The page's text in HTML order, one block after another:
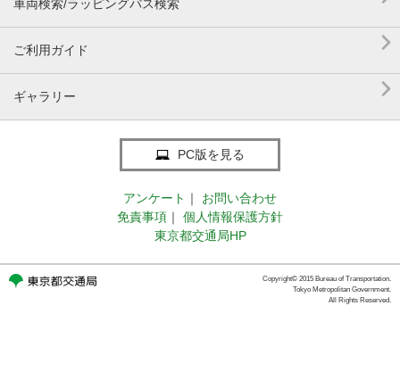
車両検索/ラッピングバス検索
ご利用ガイド 
ギャラリー 
PC版を見る
アンケート ｜
お問い合わせ
免責事項 ｜
個人情報保護方針
東京都交通局HP
Copyright© 2015 Bureau of Transportation.
Tokyo Metropolitan Government.
All Rights Reserved.